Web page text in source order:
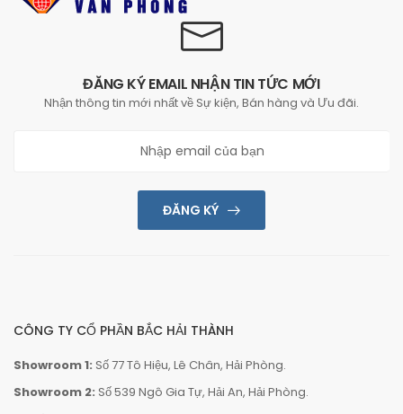
ĐĂNG KÝ EMAIL NHẬN TIN TỨC MỚI
Nhận thông tin mới nhất về Sự kiện, Bán hàng và Ưu đãi.
ĐĂNG KÝ
CÔNG TY CỔ PHẦN BẮC HẢI THÀNH
Showroom 1: Số 77 Tô Hiệu, Lê Chân, Hải Phòng.
Showroom 2: Số 539 Ngô Gia Tự, Hải An, Hải Phòng.